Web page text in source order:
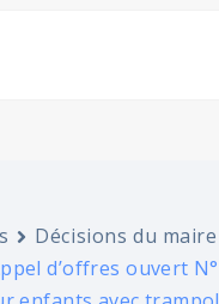
Décisions du maire
d’offres ouvert